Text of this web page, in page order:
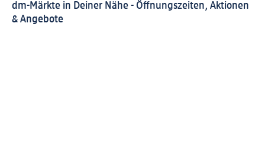
dm-Märkte in Deiner Nähe - Öffnungszeiten, Aktionen
& Angebote